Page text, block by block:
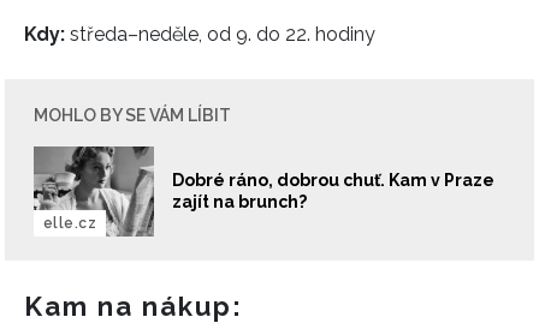
Kdy: středa–neděle, od 9. do 22. hodiny
MOHLO BY SE VÁM LÍBIT
Dobré ráno, dobrou chuť. Kam v Praze
zajít na brunch?
elle.cz
Kam na nákup: